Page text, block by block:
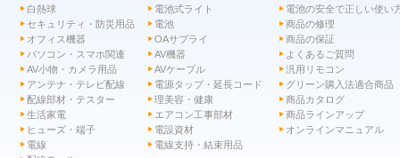
白熱球
電池式ライト
セキュリティ・防災用品
電池
オフィス機器
OAサプライ
パソコン・スマホ関連
AV機器
AV小物・カメラ用品
AVケーブル
アンテナ・テレビ配線
電源タップ・延長コード
配線部材・テスター
理美容・健康
生活家電
エアコン工事部材
ヒューズ・端子
電設資材
電線
電線支持・結束用品
電池の安全で正しい使い
商品の修理
商品の保証
よくあるご質問
汎用リモコン
グリーン購入法適合商品
商品カタログ
商品ラインアップ
オンラインマニュアル